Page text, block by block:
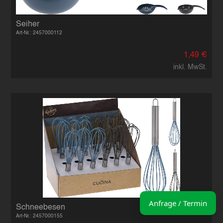
Seiher
Art-Nr.: 2457000112
1,49 €
inkl. MwSt.
Schneebesen
Art-Nr.: 2457000155
Anfrage / Termin
Bitte geben Sie eine gültige E-Mail-Adresse
Telefon*
Bitte wählen
Wählen Sie aus, ob Sie einen Termin
Datum
Sie können ein Datum ab übermorgen
Uhrzeit